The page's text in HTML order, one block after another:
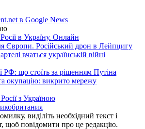
в Google News
в Україну. Онлайн
Європи. Російський дрон в Лейпцигу
вчаться українській війні
РФ: що стоїть за рішенням Путіна
окупацію: викрито мережу
з Україною
виділіть необхідний текст і
щоб повідомити про це редакцію.